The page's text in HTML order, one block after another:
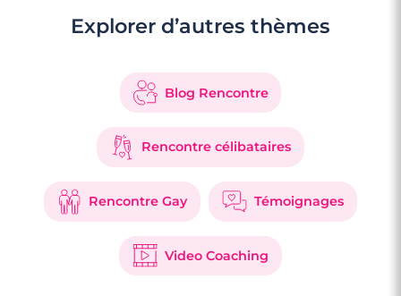
Explorer d’autres thèmes
Blog Rencontre
Rencontre célibataires
Rencontre Gay Témoignages
Video Coaching